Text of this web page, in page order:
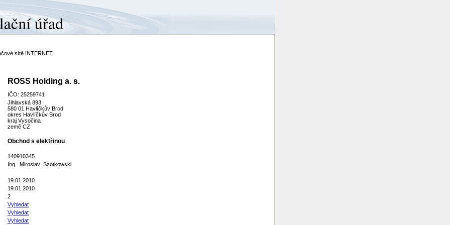
sítě INTERNET.
ROSS Holding a. s.
IČO: 25259741
Jihlavská 893
580 01 Havlíčkův Brod
okres Havlíčkův Brod
kraj Vysočina
země CZ
Obchod s elektřinou
140910345
Ing. Miroslav Szotkowski
19.01.2010
19.01.2010
2
Vyhledat
Vyhledat
Vyhledat